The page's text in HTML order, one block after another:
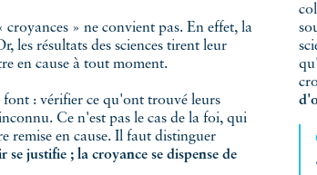
croyances » ne convient pas. En effet, la
les résultats des sciences tirent leur
en cause à tout moment.
font : vérifier ce qu'ont trouvé leurs
Ce n'est pas le cas de la foi, qui
remise en cause. Il faut distinguer
se justifie ; la croyance se dispense de